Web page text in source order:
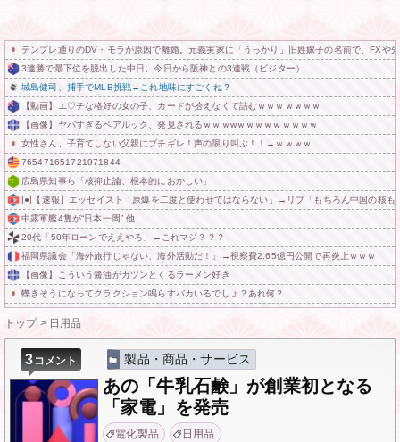
テンプレ通りのDV・モラが原因で離婚。元義実家に「うっかり」旧姓嫁子の名前で、FX
3連勝で最下位を脱出した中日、今日から阪神との3連戦（ビジター）
城島健司、捕手でMLB挑戦←これ地味にすごくね？
【動画】エ♡チな格好の女の子、カードが拾えなくて詰むｗｗｗｗｗｗｗ
【画像】ヤバすぎるペアルック、発見されるｗｗｗwｗｗｗｗｗｗｗｗｗ
女性さん、子育てしない父親にブチギレ！声の限り叫ぶ！！→ｗｗｗｗ
765471651721971844
広島県知事ら「核抑止論、根本的におかしい」
|●|【速報】エッセイスト「原爆を二度と使わせてはならない」→リプ「もちろん中国の核
中露軍艦4隻が“日本一周” 他
20代「50年ローンでええやろ」←これマジ？？？
福岡県議会「海外旅行じゃない、海外活動だ！」→視察費2.65億円公開で再炎上ｗｗｗ
【画像】こういう醤油がガツンとくるラーメン好き
轢きそうになってクラクション鳴らすバカいるでしょ？あれ何？
トップ> 日用品
3コメント 製品・商品・サービス
あの「牛乳石鹸」が創業初となる
「家電」を発売
電化製品 日用品